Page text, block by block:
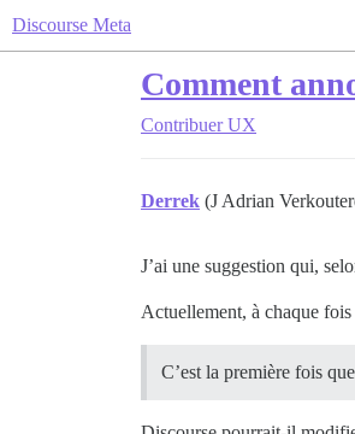
Discourse Meta
Comment
Contribuer UX
Derrek (J Adrian
J’ai une suggestion qui,
Actuellement, à chaque
C’est la première fois que